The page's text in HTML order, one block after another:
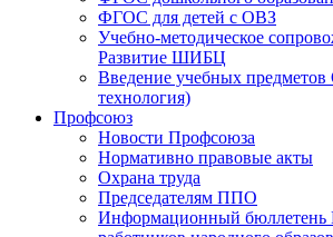
ФГОС для детей с ОВЗ
Учебно-методическое
Развитие ШИБЦ
Введение учебных
технология)
Профсоюз
Новости Профсоюза
Нормативно правовые акты
Охрана труда
Председателям ППО
Информационный бюллетень